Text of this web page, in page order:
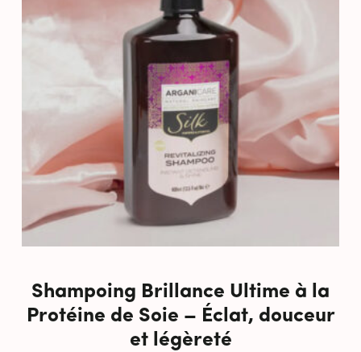
Shampoing Brillance Ultime à la
Protéine de Soie – Éclat, douceur
et légèreté